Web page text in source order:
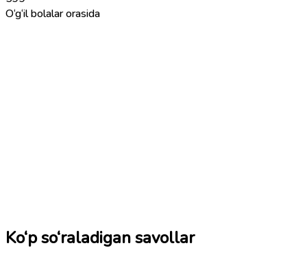
O‘g‘il bolalar orasida
Ko‘p so‘raladigan savollar